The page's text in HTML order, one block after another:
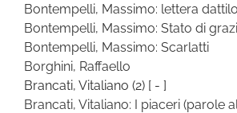
Bontempelli, Massimo: lettera
Bontempelli, Massimo: Stato di
Bontempelli, Massimo: Scarlatti
Borghini, Raffaello
Brancati, Vitaliano (2) [ - ]
Brancati, Vitaliano: I piaceri (parole